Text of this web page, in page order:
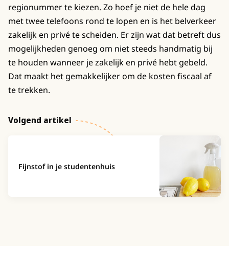
regionummer te kiezen. Zo hoef je niet de hele dag
met twee telefoons rond te lopen en is het belverkeer
zakelijk en privé te scheiden. Er zijn wat dat betreft dus
mogelijkheden genoeg om niet steeds handmatig bij
te houden wanneer je zakelijk en privé hebt gebeld.
Dat maakt het gemakkelijker om de kosten fiscaal af
te trekken.
Volgend artikel
Fijnstof in je studentenhuis